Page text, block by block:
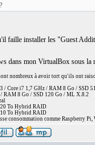
faille installer les "Guest
dans mon VirtualBox sous
nombreux à avoir tort qu'ils ont
Core i7 1,7 GHz / RAM 8 Go / SSD
RAM 8 Go / SSD 120 Go / ML X.8.2
To Hybrid RAID
To Hybrid RAID
consommation comme Raspberry Pi,